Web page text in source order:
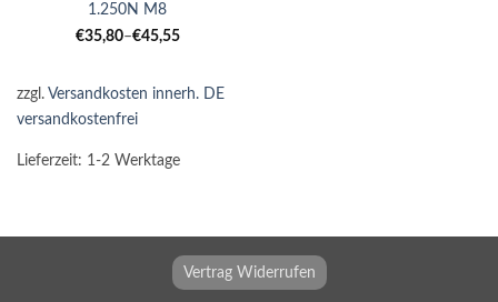
1.250N M8
€35,80–€45,55
zzgl. Versandkosten innerh. DE
versandkostenfrei
Lieferzeit: 1-2 Werktage
Vertrag Widerrufen